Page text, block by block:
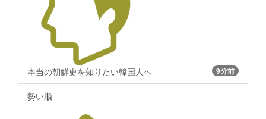
本当の朝鮮史を知りたい韓国人へ 9分前
勢い順